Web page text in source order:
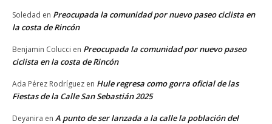
Soledad en Preocupada la comunidad por nuevo paseo ciclista en
la costa de Rincón
Benjamin Colucci en Preocupada la comunidad por nuevo paseo
ciclista en la costa de Rincón
Ada Pérez Rodríguez en Hule regresa como gorra oficial de las
Fiestas de la Calle San Sebastián 2025
Deyanira en A punto de ser lanzada a la calle la población del